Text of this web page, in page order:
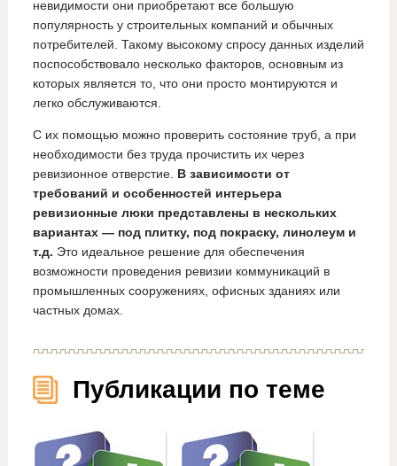
невидимости они приобретают все большую
популярность у строительных компаний и обычных
потребителей. Такому высокому спросу данных изделий
поспособствовало несколько факторов, основным из
которых является то, что они просто монтируются и
легко обслуживаются.
С их помощью можно проверить состояние труб, а при
необходимости без труда прочистить их через
ревизионное отверстие. В зависимости от
требований и особенностей интерьера
ревизионные люки представлены в нескольких
вариантах — под плитку, под покраску, линолеум и
т.д. Это идеальное решение для обеспечения
возможности проведения ревизии коммуникаций в
промышленных сооружениях, офисных зданиях или
частных домах.
Публикации по теме